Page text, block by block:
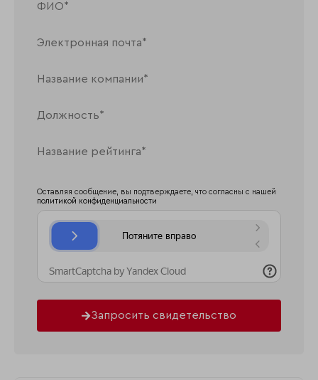
Оставляя сообщение, вы подтверждаете, что согласны с нашей
политикой конфиденциальности
Запросить свидетельство